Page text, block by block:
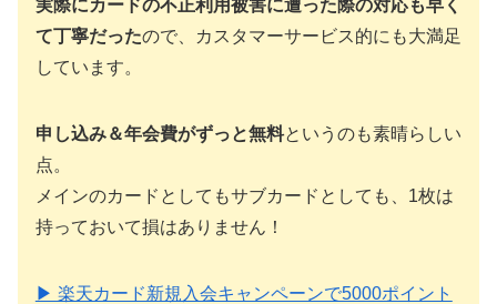
実際にカードの不正利用被害に遭った際の対応も早く
て丁寧だったので、カスタマーサービス的にも大満足
しています。
申し込み＆年会費がずっと無料というのも素晴らしい
点。
メインのカードとしてもサブカードとしても、1枚は
持っておいて損はありません！
▶ 楽天カード新規入会キャンペーンで5000ポイント